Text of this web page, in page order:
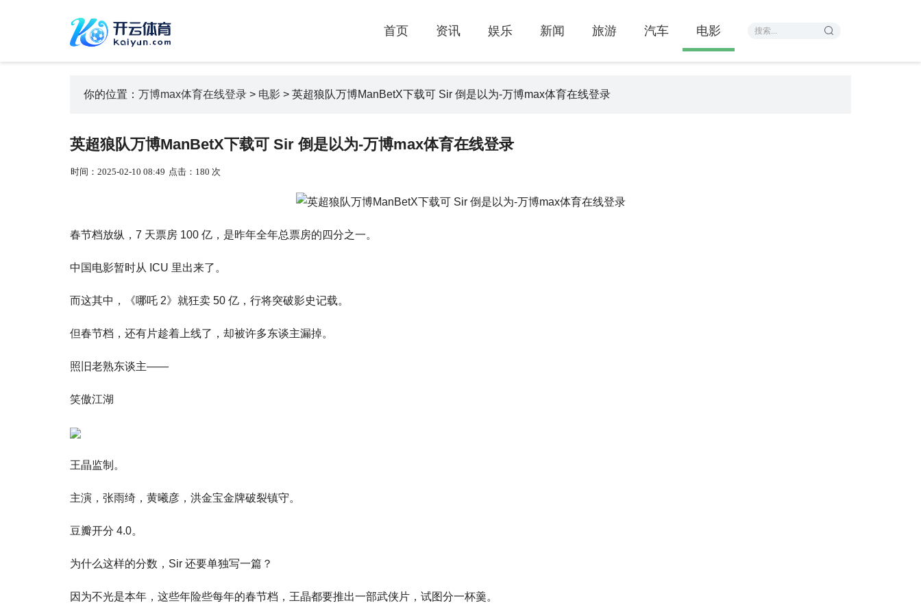
首页 资讯 娱乐 新闻 旅游 汽车 电影
你的位置： 万博max体育在线登录 > 电影 > 英超狼队万博ManBetX下载可 Sir 倒是以为-万博max体育在线登录
英超狼队万博ManBetX下载可 Sir 倒是以为-万博max体育在线登录
时间：2025-02-10 08:49 点击：180 次
春节档放纵，7 天票房 100 亿，是昨年全年总票房的四分之一。
中国电影暂时从 ICU 里出来了。
而这其中，《哪吒 2》就狂卖 50 亿，行将突破影史记载。
但春节档，还有片趁着上线了，却被许多东谈主漏掉。
照旧老熟东谈主——
笑傲江湖
王晶监制。
主演，张雨绮，黄曦彦，洪金宝金牌破裂镇守。
豆瓣开分 4.0。
为什么这样的分数，Sir 还要单独写一篇？
因为不光是本年，这些年险些每年的春节档，王晶都要推出一部武侠片，试图分一杯羹。